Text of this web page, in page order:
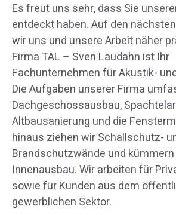
Es freut uns sehr, dass Sie
entdeckt haben. Auf den
wir uns und unsere Arbeit näher
Firma TAL – Sven Laudahn ist Ihr
Fachunternehmen für Akustik-
Die Aufgaben unserer Firma
Dachgeschossausbau,
Altbausanierung und die
hinaus ziehen wir Schallschutz-
Brandschutzwände und
Innenausbau. Wir arbeiten für
sowie für Kunden aus dem
gewerblichen Sektor.